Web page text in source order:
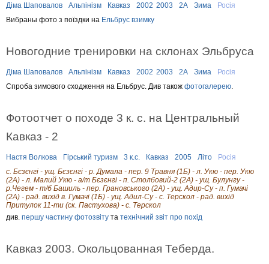
Діма Шаповалов Альпінізм Кавказ 2002 2003 2А Зима
Росія
Вибраны фото з поїздки на Ельбрус взимку
Новогодние тренировки на склонах Эльбруса
Діма Шаповалов Альпінізм Кавказ 2002 2003 2А Зима
Росія
Спроба зимового сходження на Ельбрус. Див також фотогалерею.
Фотоотчет о походе 3 к. с. на Центральный
Кавказ - 2
Настя Волкова Гірський туризм 3 к.с. Кавказ 2005 Літо
Росія
с. Бєзєнгі - ущ. Бєзєнгі - р. Думала - пер. 9 Травня (1Б) - л. Укю - пер. Укю
(2А) - л. Малий Укю - а/т Бєзєнгі - п. Столбовий-2 (2А) - ущ. Булунгу -
р.Чегем - т/б Башиль - пер. Грановського (2А) - ущ. Адир-Су - п. Гумачі
(2А) - рад. вихід в. Гумачі (1Б) - ущ. Адил-Су - с. Терскол - рад. вихід
Притулок 11-ти (ск. Пастухова) - с. Терскол
див. першу частину фотозвіту та технічний звіт про похід
Кавказ 2003. Окольцованная Теберда.